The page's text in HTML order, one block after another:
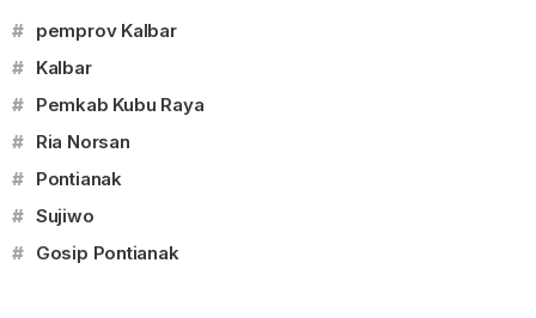
# pemprov Kalbar
# Kalbar
# Pemkab Kubu Raya
# Ria Norsan
# Pontianak
# Sujiwo
# Gosip Pontianak